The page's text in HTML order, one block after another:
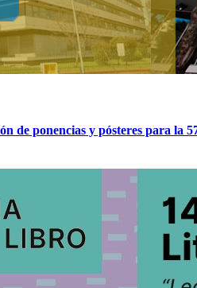
de ponencias y pósteres para la